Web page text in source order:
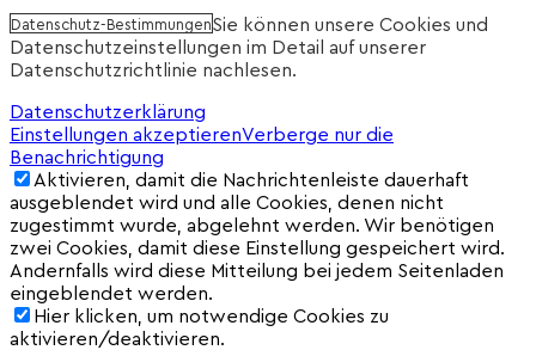
Datenschutz-BestimmungenSie können unsere Cookies und
Datenschutzeinstellungen im Detail auf unserer
Datenschutzrichtlinie nachlesen.
Datenschutzerklärung
Einstellungen akzeptierenVerberge nur die
Benachrichtigung
Aktivieren, damit die Nachrichtenleiste dauerhaft
ausgeblendet wird und alle Cookies, denen nicht
zugestimmt wurde, abgelehnt werden. Wir benötigen
zwei Cookies, damit diese Einstellung gespeichert wird.
Andernfalls wird diese Mitteilung bei jedem Seitenladen
eingeblendet werden.
Hier klicken, um notwendige Cookies zu
aktivieren/deaktivieren.